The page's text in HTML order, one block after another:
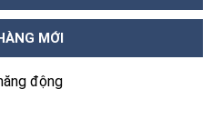
MỚI
động